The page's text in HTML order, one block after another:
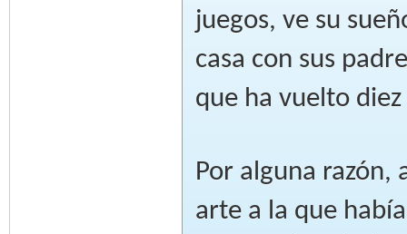
juegos, ve su
casa con sus
que ha vuelto
Por alguna razón,
arte a la que